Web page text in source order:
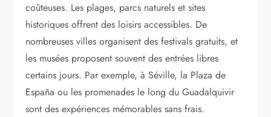
coûteuses. Les plages, parcs naturels et sites
historiques offrent des loisirs accessibles. De
nombreuses villes organisent des festivals gratuits, et
les musées proposent souvent des entrées libres
certains jours. Par exemple, à Séville, la Plaza de
España ou les promenades le long du Guadalquivir
sont des expériences mémorables sans frais.